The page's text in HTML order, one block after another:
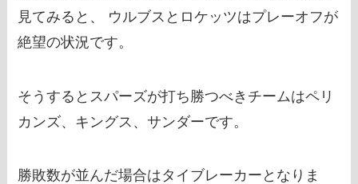
見てみると、 ウルブスとロケッツはプレーオフが
絶望の状況です。
そうするとスパーズが打ち勝つべきチームはペリ
カンズ、キングス、サンダーです。
勝敗数が並んだ場合はタイブレーカーとなりま